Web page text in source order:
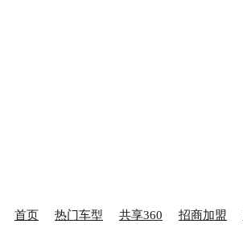
首页 热门车型 共享360 招商加盟